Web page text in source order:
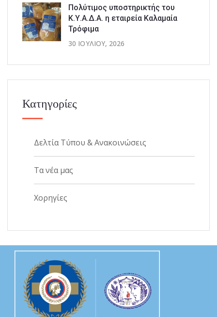
Πολύτιμος υποστηρικτής του
Κ.Υ.Α.Δ.Α. η εταιρεία Καλαμαία
Τρόφιμα
30 ΙΟΥΛΊΟΥ, 2026
Κατηγορίες
Δελτία Τύπου & Ανακοινώσεις
Τα νέα μας
Χορηγίες